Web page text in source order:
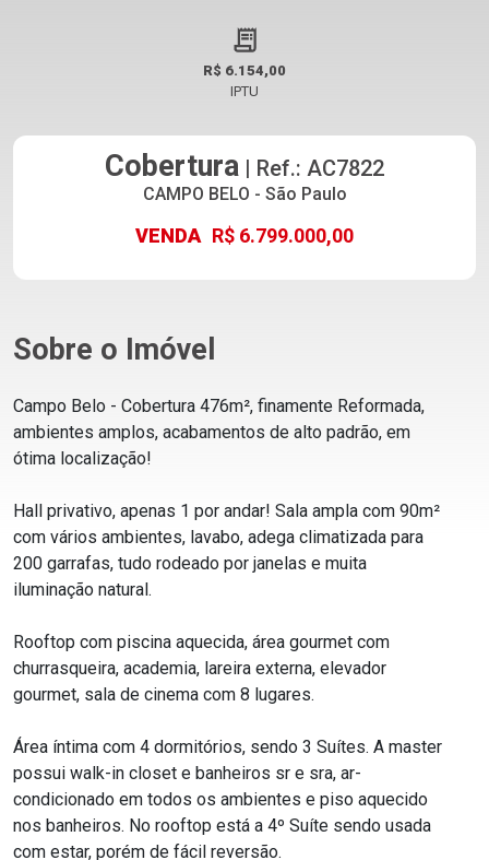
R$ 6.154,00
IPTU
Cobertura | Ref.: AC7822
CAMPO BELO - São Paulo
VENDA R$ 6.799.000,00
Sobre o Imóvel
Campo Belo - Cobertura 476m², finamente Reformada,
ambientes amplos, acabamentos de alto padrão, em
ótima localização!
Hall privativo, apenas 1 por andar! Sala ampla com 90m²
com vários ambientes, lavabo, adega climatizada para
200 garrafas, tudo rodeado por janelas e muita
iluminação natural.
Rooftop com piscina aquecida, área gourmet com
churrasqueira, academia, lareira externa, elevador
gourmet, sala de cinema com 8 lugares.
Área íntima com 4 dormitórios, sendo 3 Suítes. A master
possui walk-in closet e banheiros sr e sra, ar-
condicionado em todos os ambientes e piso aquecido
nos banheiros. No rooftop está a 4º Suíte sendo usada
com estar, porém de fácil reversão.